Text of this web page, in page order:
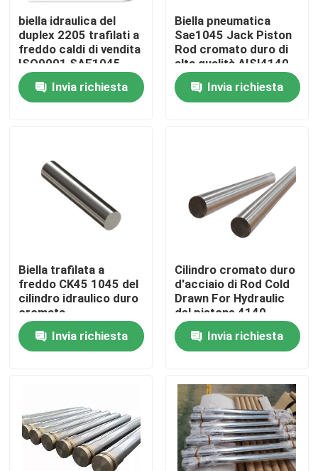
Casa
Chi siamo
Prodotti
Assi d'acciaio forgiate
Anelli d'acciaio forgiati
Maniche forgiate
Spazii in bianco forgiati dell'ingranaggio
biella idraulica del
duplex 2205 trafilati a
freddo caldi di vendita
ISO9001 SAE1045
Invia richiesta
Biella pneumatica
Sae1045 Jack Piston
Rod cromato duro di
alta qualità AISI4140
Invia richiesta
Biella trafilata a
freddo CK45 1045 del
cilindro idraulico duro
cromata
Invia richiesta
Cilindro cromato duro
d'acciaio di Rod Cold
Drawn For Hydraulic
del pistone 4140
Invia richiesta